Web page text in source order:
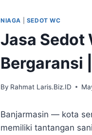
NIAGA SEDOT WC
Jasa Sedot
Bergaransi
By Rahmat Laris.Biz.ID
Banjarmasin — kota
memiliki tantangan